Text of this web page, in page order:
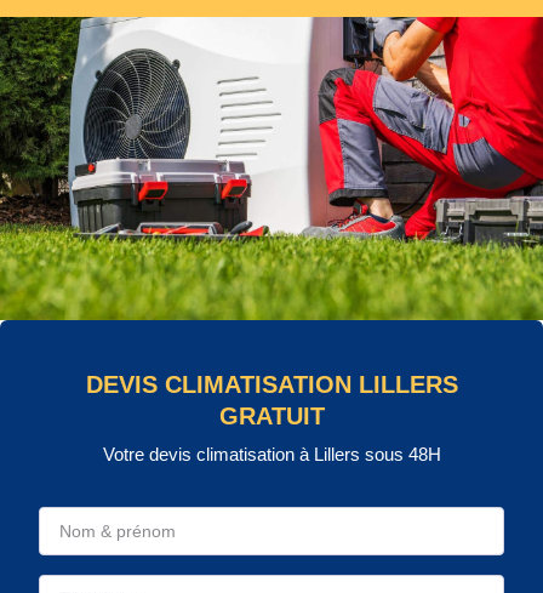
DEVIS CLIMATISATION LILLERS
GRATUIT
Votre devis climatisation à Lillers sous 48H